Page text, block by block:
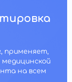
применяет,
на всем